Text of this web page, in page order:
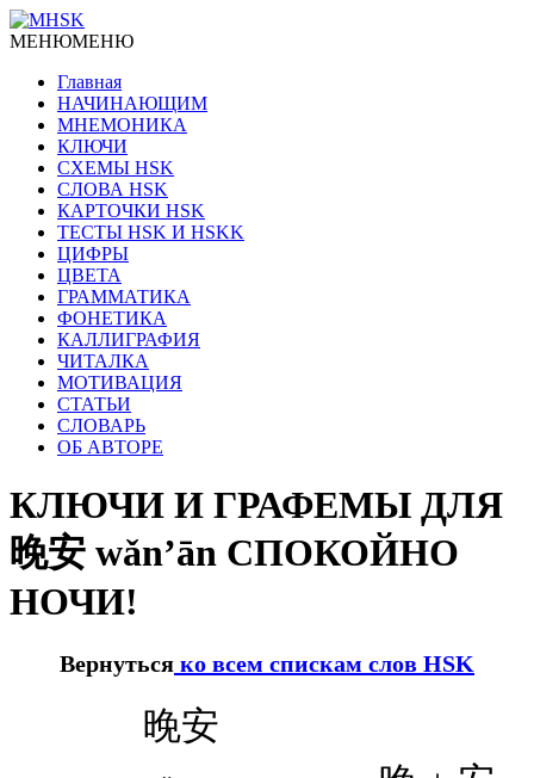
МЕНЮМЕНЮ
Главная
НАЧИНАЮЩИМ
МНЕМОНИКА
КЛЮЧИ
СХЕМЫ HSK
СЛОВА HSK
КАРТОЧКИ HSK
ТЕСТЫ HSK И HSKK
ЦИФРЫ
ЦВЕТА
ГРАММАТИКА
ФОНЕТИКА
КАЛЛИГРАФИЯ
ЧИТАЛКА
МОТИВАЦИЯ
СТАТЬИ
СЛОВАРЬ
ОБ АВТОРЕ
КЛЮЧИ И ГРАФЕМЫ ДЛЯ
晚安 wǎn’ān СПОКОЙНО
НОЧИ!
Вернуться ко всем спискам слов HSK
晚安